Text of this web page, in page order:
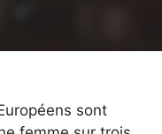
sont